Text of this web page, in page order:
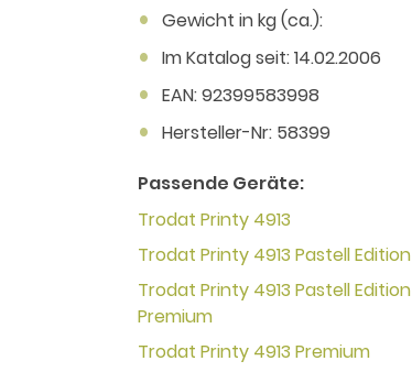
Gewicht in kg (ca.):
Im Katalog seit: 14.02.2006
EAN: 92399583998
Hersteller-Nr: 58399
Passende Geräte:
Trodat Printy 4913
Trodat Printy 4913 Pastell Edition
Trodat Printy 4913 Pastell Edition
Premium
Trodat Printy 4913 Premium